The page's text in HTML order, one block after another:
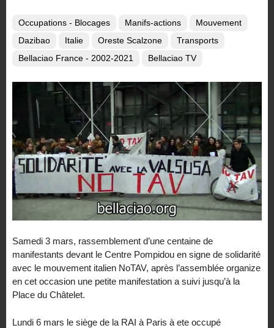
Occupations - Blocages Manifs-actions
Mouvement
Dazibao
Italie Oreste Scalzone
Transports
Bellaciao France - 2002-2021
Bellaciao TV
Samedi 3 mars, rassemblement d’une centaine de
manifestants devant le Centre Pompidou en signe de solidarité
avec le mouvement italien NoTAV, après l’assemblée organize
en cet occasion une petite manifestation a suivi jusqu’à la
Place du Châtelet.
Lundi 6 mars le siège de la RAI à Paris à ete occupé